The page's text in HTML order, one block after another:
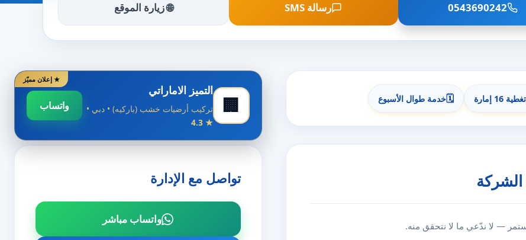
0543690242 رسالة SMS 🌐 زيارة الموقع
تغطية 16 إمارة 🗓️خدمة طوال الأسبوع
— لا ندّعي ما لا نتحقق منه.
★ إعلان مميّز
🏢
التميز الاماراتي
تركيب أرضيات خشب (باركيه) • دبي •
★ 4.3
واتساب
تواصل مع الإدارة
واتساب مباشر